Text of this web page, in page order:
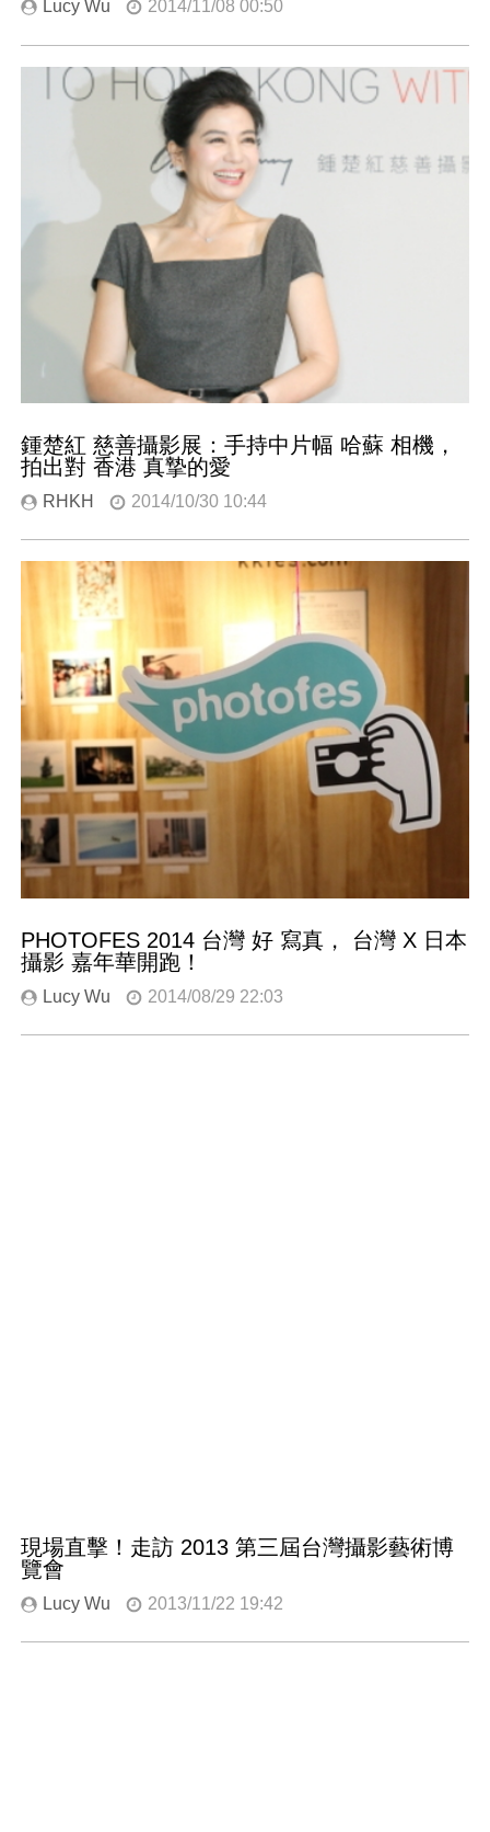
Lucy Wu 2014/11/08 00:50
鍾楚紅 慈善攝影展：手持中片幅 哈蘇 相機，
拍出對 香港 真摯的愛
RHKH 2014/10/30 10:44
PHOTOFES 2014 台灣 好 寫真， 台灣 X 日本
攝影 嘉年華開跑！
Lucy Wu 2014/08/29 22:03
現場直擊！走訪 2013 第三屆台灣攝影藝術博
覽會
Lucy Wu 2013/11/22 19:42